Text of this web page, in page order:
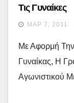
Τις Γυναίκες
ΜΑΡ 7, 2011
Με Αφορμή
Γυναίκας, Η
Αγωνιστικού